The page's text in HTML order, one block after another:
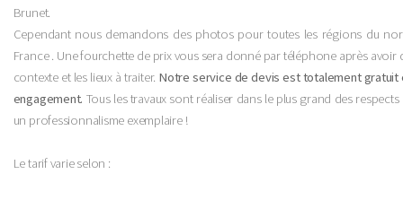
Brunet.
Cependant nous demandons des photos pour toutes les régions du
France . Une fourchette de prix vous sera donné par téléphone après avoir
contexte et les lieux à traiter. Notre service de devis est totalement gratuit
engagement. Tous les travaux sont réaliser dans le plus grand des respects
un professionnalisme exemplaire !
Le tarif varie selon :